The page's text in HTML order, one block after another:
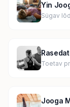
Yin
Sügav
Toetav
Jooga